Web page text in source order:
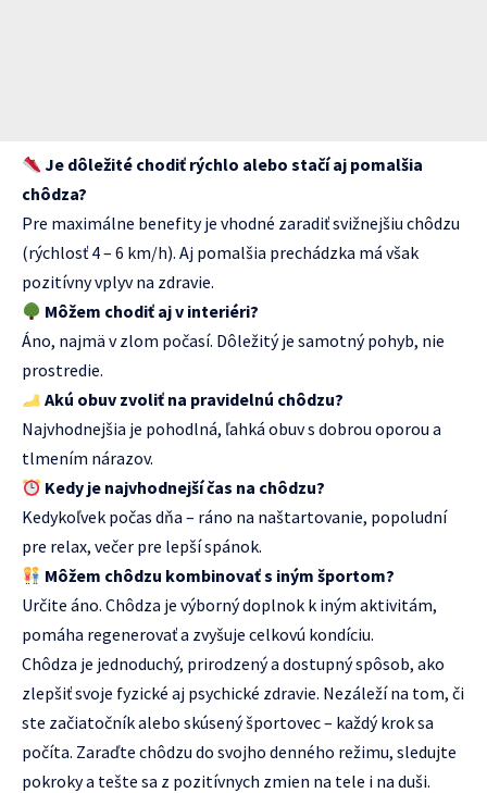
Je dôležité chodiť rýchlo alebo stačí aj pomalšia
chôdza?
Pre maximálne benefity je vhodné zaradiť svižnejšiu chôdzu
(rýchlosť 4 – 6 km/h). Aj pomalšia prechádzka má však
pozitívny vplyv na zdravie.
Môžem chodiť aj v interiéri?
Áno, najmä v zlom počasí. Dôležitý je samotný pohyb, nie
prostredie.
Akú obuv zvoliť na pravidelnú chôdzu?
Najvhodnejšia je pohodlná, ľahká obuv s dobrou oporou a
tlmením nárazov.
Kedy je najvhodnejší čas na chôdzu?
Kedykoľvek počas dňa – ráno na naštartovanie, popoludní
pre relax, večer pre lepší spánok.
Môžem chôdzu kombinovať s iným športom?
Určite áno. Chôdza je výborný doplnok k iným aktivitám,
pomáha regenerovať a zvyšuje celkovú kondíciu.
Chôdza je jednoduchý, prirodzený a dostupný spôsob, ako
zlepšiť svoje fyzické aj psychické zdravie. Nezáleží na tom, či
ste začiatočník alebo skúsený športovec – každý krok sa
počíta. Zaraďte chôdzu do svojho denného režimu, sledujte
pokroky a tešte sa z pozitívnych zmien na tele i na duši.